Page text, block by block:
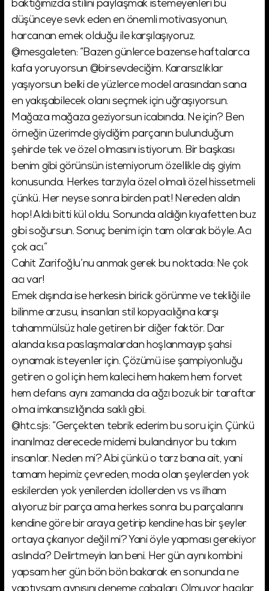
baktığımızda stilini paylaşmak istemeyenleri bu
düşünceye sevk eden en önemli motivasyonun,
harcanan emek olduğu ile karşılaşıyoruz.
@mesgaleten: “Bazen günlerce bazense haftalarca
kafa yoruyorsun @birsevdeciğim. Kararsızlıklar
yaşıyorsun belki de yüzlerce model arasından sana
en yakışabilecek olanı seçmek için uğraşıyorsun.
Mağaza mağaza geziyorsun icabında. Ne için? Ben
örneğin üzerimde giydiğim parçanın bulunduğum
şehirde tek ve özel olmasını istiyorum. Bir başkası
benim gibi görünsün istemiyorum özellikle dış giyim
konusunda. Herkes tarzıyla özel olmalı özel hissetmeli
çünkü. Her neyse sonra birden pat! Nereden aldın
hop! Aldı bitti kül oldu. Sonunda aldığın kıyafetten buz
gibi soğursun. Sonuç benim için tam olarak böyle. Acı
çok acı.”
Cahit Zarifoğlu’nu anmak gerek bu noktada: Ne çok
acı var!
Emek dışında ise herkesin biricik görünme ve tekliği ile
bilinme arzusu, insanları stil kopyacılığına karşı
tahammülsüz hale getiren bir diğer faktör. Dar
alanda kısa paslaşmalardan hoşlanmayıp şahsi
oynamak isteyenler için. Çözümü ise şampiyonluğu
getiren o gol için hem kaleci hem hakem hem forvet
hem defans aynı zamanda da ağzı bozuk bir taraftar
olma imkansızlığında saklı gibi.
@htc.sjs: “Gerçekten tebrik ederim bu soru için. Çünkü
inanılmaz derecede midemi bulandırıyor bu takım
insanlar. Neden mi? Abi çünkü o tarz bana ait, yani
tamam hepimiz çevreden, moda olan şeylerden yok
eskilerden yok yenilerden idollerden vs vs ilham
alıyoruz bir parça ama herkes sonra bu parçalarını
kendine göre bir araya getirip kendine has bir şeyler
ortaya çıkarıyor değil mi? Yani öyle yapması gerekiyor
aslında? Delirtmeyin lan beni. Her gün aynı kombini
yapsam her gün bön bön bakarak en sonunda ne